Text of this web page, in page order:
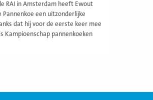
RAI in Amsterdam heeft Ewout
een uitzonderlijke
dat hij voor de eerste keer mee
Kampioenschap pannenkoeken